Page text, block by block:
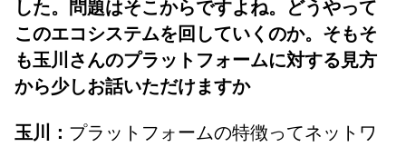
した。問題はそこからですよね。どうやって
このエコシステムを回していくのか。そもそ
も玉川さんのプラットフォームに対する見方
から少しお話いただけますか
玉川： プラットフォームの特徴ってネットワ